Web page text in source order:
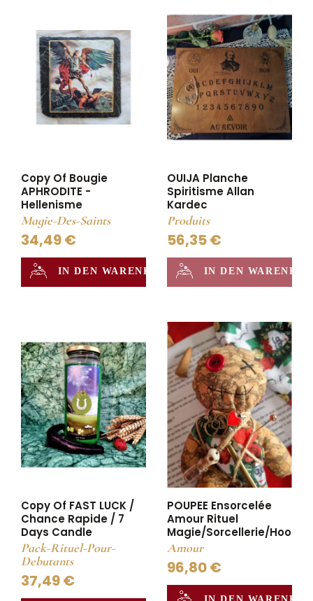
Copy Of Bougie
APHRODITE -
Hellenisme
Magie-Des-Saints
34,49 €
IN DEN WARENKORB
OUIJA Planche
Spiritisme Allan
Kardec
Produits
56,35 €
IN DEN
Copy Of FAST LUCK /
Chance Rapide / 7
Days Candle
Pack-Rituel-Pour-
Debutants
37,49 €
POUPEE Ensorcelée
Amour Rituel
Magie/sorcellerie/hoodoo
Amour
96,80 €
IN DEN